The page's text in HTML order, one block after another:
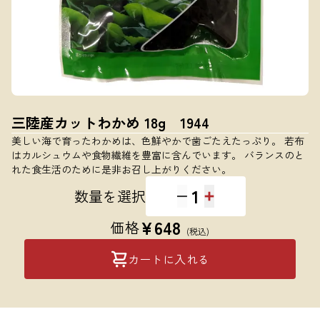
三陸産カットわかめ 18g 1944
美しい海で育ったわかめは、色鮮やかで歯ごたえたっぷり。 若布
はカルシュウムや食物繊維を豊富に含んでいます。 バランスのと
れた食生活のために是非お召し上がりください。
数量を選択 1
価格¥648 (税込)
カートに入れる